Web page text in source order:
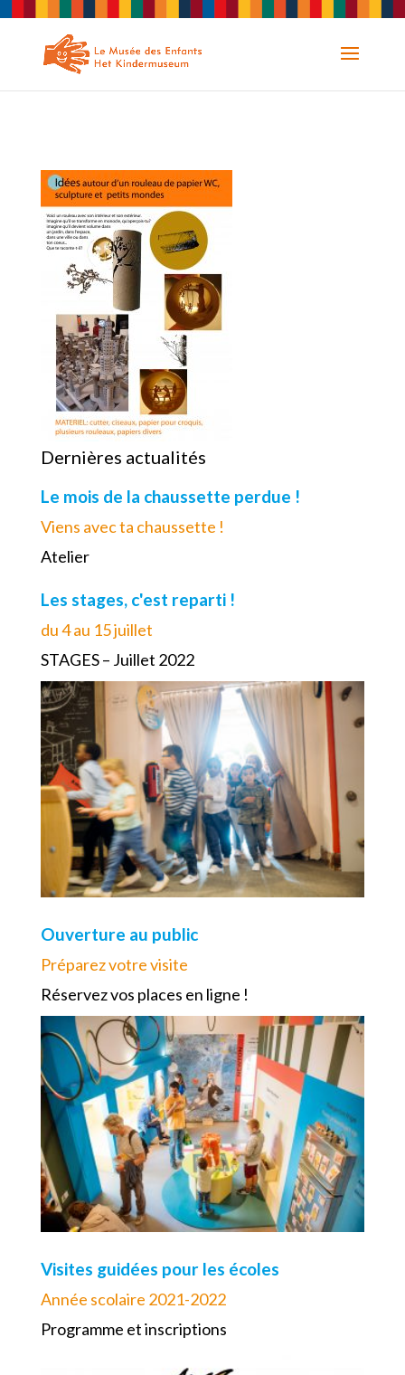
Dernières actualités
Le mois de la chaussette perdue !
Viens avec ta chaussette !
Atelier
Les stages, c'est reparti !
du 4 au 15 juillet
STAGES – Juillet 2022
Ouverture au public
Préparez votre visite
Réservez vos places en ligne !
Visites guidées pour les écoles
Année scolaire 2021-2022
Programme et inscriptions